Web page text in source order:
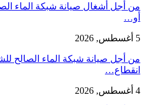
من أجل أشغال صيانة شبكة الماء
أو…
5 أغسطس, 2026
من أجل صيانة شبكة الماء الصالح
انقطاع…
4 أغسطس, 2026